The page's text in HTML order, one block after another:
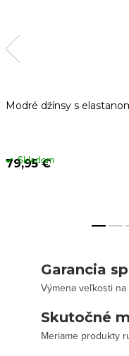
Modré džínsy s
79,95 €
Skladom
Garancia
Výmena veľkosti na
Skutočné
Meriame produkty